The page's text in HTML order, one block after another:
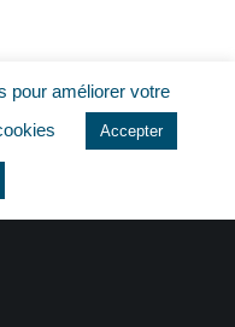
pour améliorer votre
Accepter